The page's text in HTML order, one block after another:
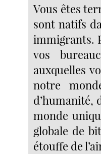
Vous êtes
sont natifs
immigrants.
vos
auxquelles
notre
d’humanité,
monde
globale de
étouffe de